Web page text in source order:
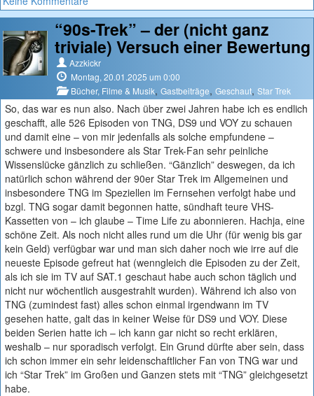
“90s-Trek” – der (nicht ganz
triviale) Versuch einer Bewertung
Azzkickr
Montag, 20.01.2025 um 0:00
Bücher, Filme & Musik, Gastbeiträge, Geschaut, Star Trek
So, das war es nun also. Nach über zwei Jahren habe ich es endlich
geschafft, alle 526 Episoden von TNG, DS9 und VOY zu schauen
und damit eine – von mir jedenfalls als solche empfundene –
schwere und insbesondere als Star Trek-Fan sehr peinliche
Wissenslücke gänzlich zu schließen. “Gänzlich” deswegen, da ich
natürlich schon während der 90er Star Trek im Allgemeinen und
insbesondere TNG im Speziellen im Fernsehen verfolgt habe und
bzgl. TNG sogar damit begonnen hatte, sündhaft teure VHS-
Kassetten von – ich glaube – Time Life zu abonnieren. Hachja, eine
schöne Zeit. Als noch nicht alles rund um die Uhr (für wenig bis gar
kein Geld) verfügbar war und man sich daher noch wie irre auf die
neueste Episode gefreut hat (wenngleich die Episoden zu der Zeit,
als ich sie im TV auf SAT.1 geschaut habe auch schon täglich und
nicht nur wöchentlich ausgestrahlt wurden). Während ich also von
TNG (zumindest fast) alles schon einmal irgendwann im TV
gesehen hatte, galt das in keiner Weise für DS9 und VOY. Diese
beiden Serien hatte ich – ich kann gar nicht so recht erklären,
weshalb – nur sporadisch verfolgt. Ein Grund dürfte aber sein, dass
ich schon immer ein sehr leidenschaftlicher Fan von TNG war und
ich “Star Trek” im Großen und Ganzen stets mit “TNG” gleichgesetzt
habe.